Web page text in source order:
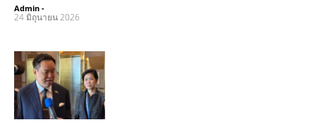
Admin -
24 มิถุนายน 2026